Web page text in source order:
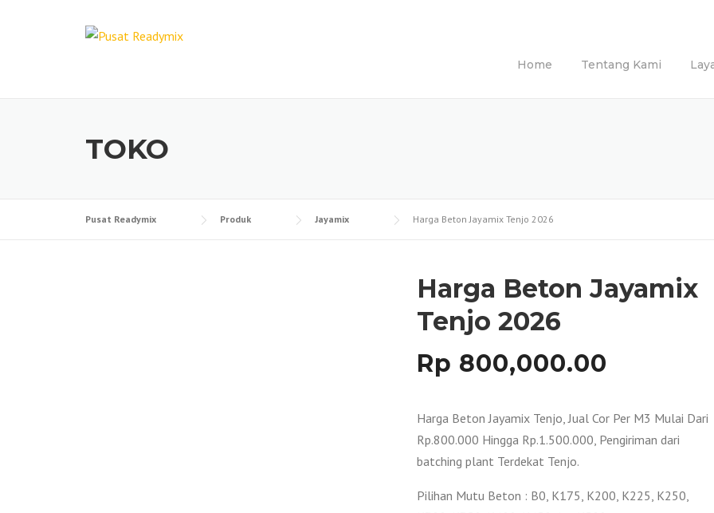
Home Tentang Kami
TOKO
Pusat Readymix Produk Jayamix Harga Beton Jayamix Tenjo 2026
Harga Beton Jayamix
Tenjo 2026
Rp 800,000.00
Harga Beton Jayamix Tenjo, Jual Cor Per M3 Mulai Dari
Rp.800.000 Hingga Rp.1.500.000, Pengiriman dari
batching plant Terdekat Tenjo.
Pilihan Mutu Beton : B0, K175, K200, K225, K250,